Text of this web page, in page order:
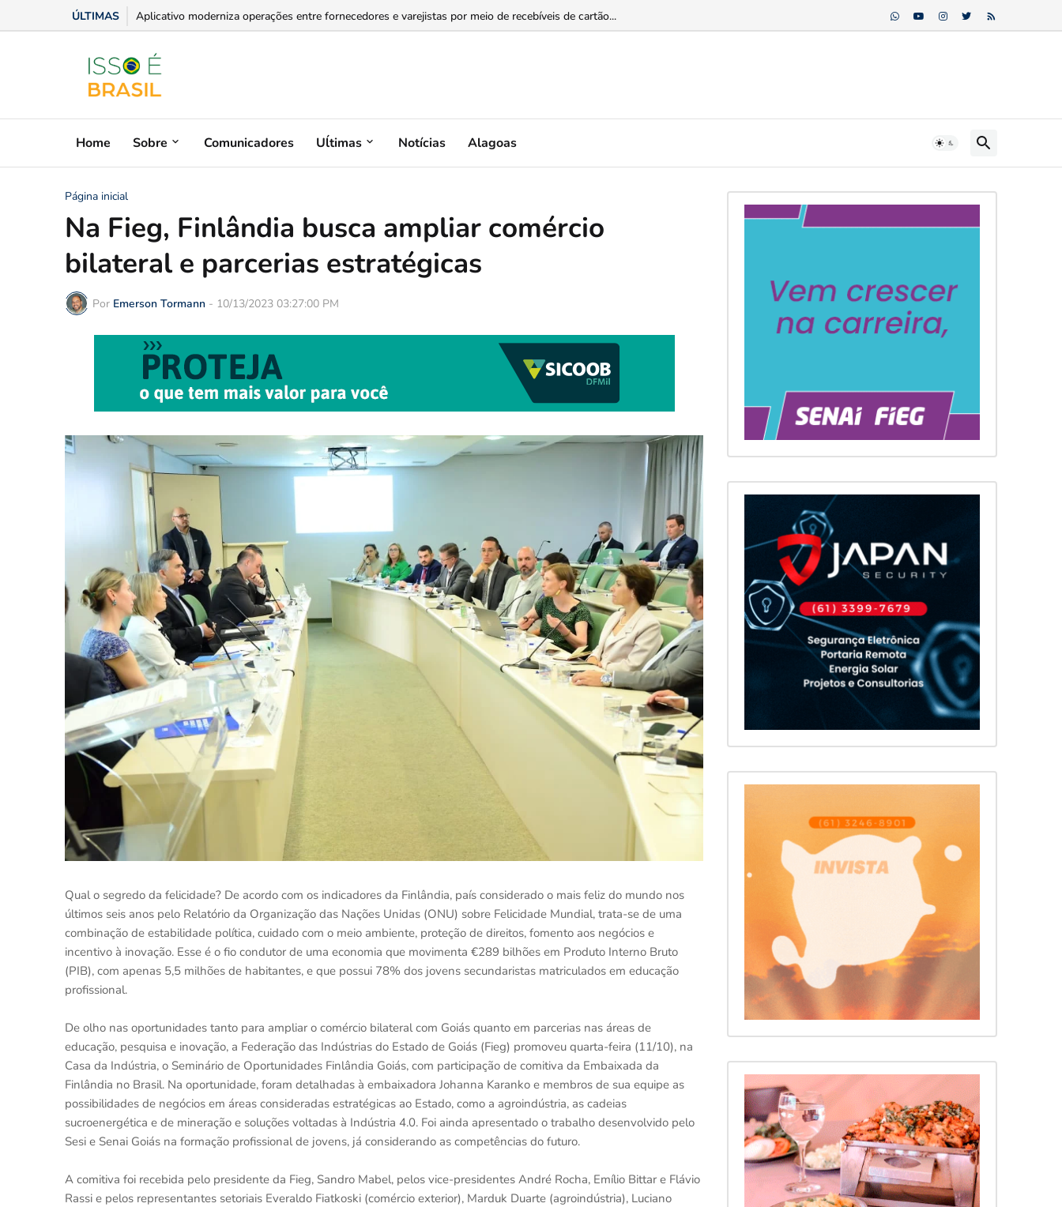
ÚLTIMAS Aplicativo moderniza operações entre fornecedores e varejistas por meio de recebíveis de cartão...
Home Sobre Comunicadores Uĺtimas Notícias Alagoas
Página inicial
Na Fieg, Finlândia busca ampliar comércio
bilateral e parcerias estratégicas
Por Emerson Tormann - 10/13/2023 03:27:00 PM
Qual o segredo da felicidade? De acordo com os indicadores da Finlândia, país considerado o mais feliz do mundo nos
últimos seis anos pelo Relatório da Organização das Nações Unidas (ONU) sobre Felicidade Mundial, trata-se de uma
combinação de estabilidade política, cuidado com o meio ambiente, proteção de direitos, fomento aos negócios e
incentivo à inovação. Esse é o fio condutor de uma economia que movimenta €289 bilhões em Produto Interno Bruto
(PIB), com apenas 5,5 milhões de habitantes, e que possui 78% dos jovens secundaristas matriculados em educação
profissional.
De olho nas oportunidades tanto para ampliar o comércio bilateral com Goiás quanto em parcerias nas áreas de
educação, pesquisa e inovação, a Federação das Indústrias do Estado de Goiás (Fieg) promoveu quarta-feira (11/10), na
Casa da Indústria, o Seminário de Oportunidades Finlândia Goiás, com participação de comitiva da Embaixada da
Finlândia no Brasil. Na oportunidade, foram detalhadas à embaixadora Johanna Karanko e membros de sua equipe as
possibilidades de negócios em áreas consideradas estratégicas ao Estado, como a agroindústria, as cadeias
sucroenergética e de mineração e soluções voltadas à Indústria 4.0. Foi ainda apresentado o trabalho desenvolvido pelo
Sesi e Senai Goiás na formação profissional de jovens, já considerando as competências do futuro.
A comitiva foi recebida pelo presidente da Fieg, Sandro Mabel, pelos vice-presidentes André Rocha, Emílio Bittar e Flávio
Rassi e pelos representantes setoriais Everaldo Fiatkoski (comércio exterior), Marduk Duarte (agroindústria), Luciano